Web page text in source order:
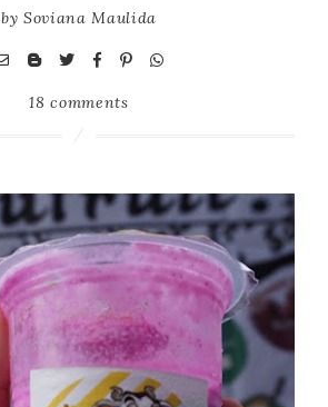
bySoviana Maulida
18 comments